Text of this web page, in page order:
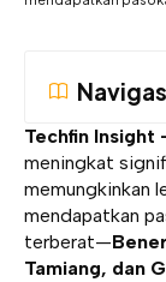
Techfin Insight
meningkat
memungkinkan
mendapatkan
terberat—
Tamiang, dan